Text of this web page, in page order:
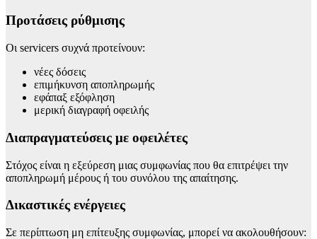
Προτάσεις ρύθμισης
Οι servicers συχνά προτείνουν:
νέες δόσεις
επιμήκυνση αποπληρωμής
εφάπαξ εξόφληση
μερική διαγραφή οφειλής
Διαπραγματεύσεις με οφειλέτες
Στόχος είναι η εξεύρεση μιας συμφωνίας που θα επιτρέψει την
αποπληρωμή μέρους ή του συνόλου της απαίτησης.
Δικαστικές ενέργειες
Σε περίπτωση μη επίτευξης συμφωνίας, μπορεί να ακολουθήσουν: